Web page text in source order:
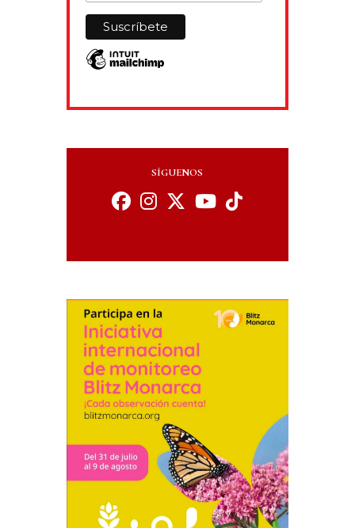
SÍGUENOS